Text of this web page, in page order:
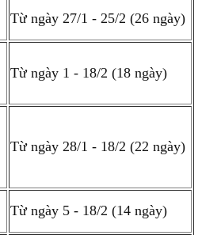
Từ ngày 27/1 - 25/2 (26 ngày)
Từ ngày 1 - 18/2 (18 ngày)
Từ ngày 28/1 - 18/2 (22 ngày)
Từ ngày 5 - 18/2 (14 ngày)